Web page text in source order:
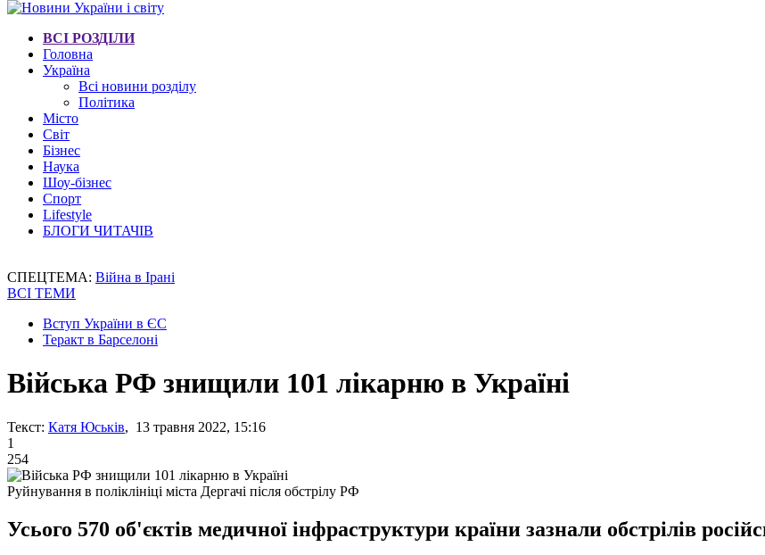
ВСІ РОЗДІЛИ
Головна
Україна
Всі новини розділу
Політика
Місто
Світ
Бізнес
Наука
Шоу-бізнес
Спорт
Lifestyle
БЛОГИ ЧИТАЧІВ
СПЕЦТЕМА: Війна в Ірані
ВСІ ТЕМИ
Вступ України в ЄС
Теракт в Барселоні
Війська РФ знищили 101 лікарню в Україні
Текст: Катя Юськів, 13 травня 2022, 15:16
1
254
Руйнування в поліклініці міста Дергачі після обстрілу РФ
Усього 570 об'єктів медичної інфраструктури країни зазнали обстрілів